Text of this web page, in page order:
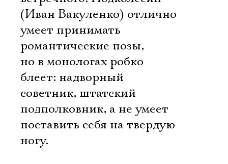
(Иван Вакуленко) отлично
умеет принимать
романтические позы,
но в монологах робко
блеет: надворный
советник, штатский
подполковник, а не умеет
поставить себя на твердую
ногу.